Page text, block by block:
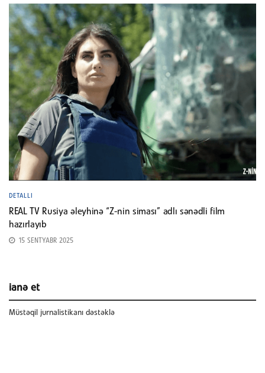
DETALLI
REAL TV Rusiya əleyhinə “Z-nin siması” adlı sənədli film
hazırlayıb
15 SENTYABR 2025
ianə et
Müstəqil jurnalistikanı dəstəklə